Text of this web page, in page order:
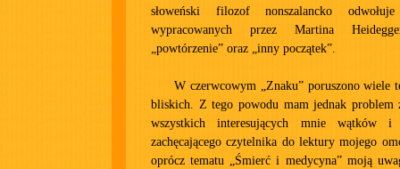
słoweński filozof nonszalancko
wypracowanych przez Martina
„powtórzenie” oraz „inny początek”.
W czerwcowym „Znaku” poruszono wiele
bliskich. Z tego powodu mam jednak problem
wszystkich interesujących mnie wątków i
zachęcającego czytelnika do lektury mojego
oprócz tematu „Śmierć i medycyna” moją